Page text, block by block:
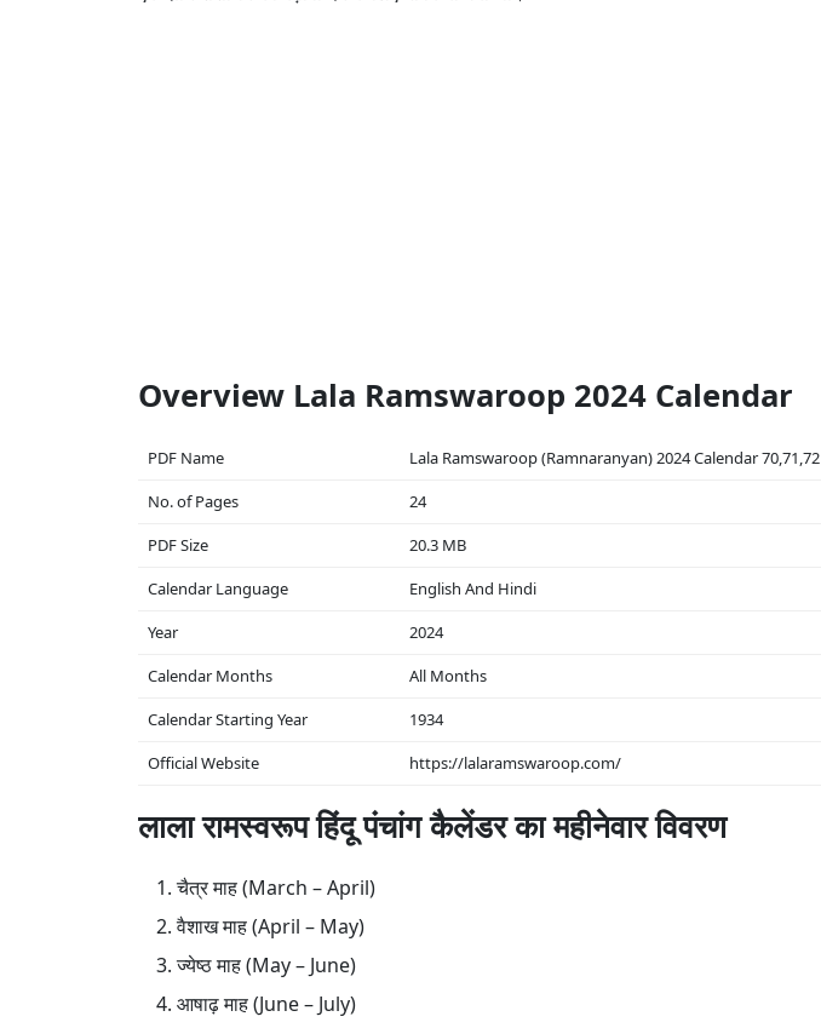
Overview Lala Ramswaroop 2024 Calendar
PDF Name
Lala Ramswaroop (Ramnaranyan) 2024 Calendar 70,71,72
No. of Pages
24
PDF Size
20.3 MB
Calendar Language
English And Hindi
Year
2024
Calendar Months
All Months
Calendar Starting Year
1934
Official Website
https://lalaramswaroop.com/
लाला रामस्वरूप हिंदू पंचांग कैलेंडर का महीनेवार विवरण
चैत्र माह (March – April)
वैशाख माह (April – May)
ज्येष्ठ माह (May – June)
आषाढ़ माह (June – July)